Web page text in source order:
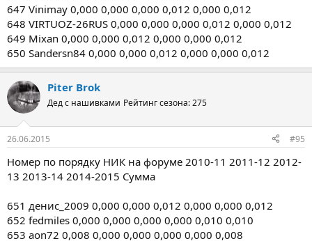
647 Vinimay 0,000 0,000 0,000 0,012 0,000 0,012
648 VIRTUOZ-26RUS 0,000 0,000 0,000 0,012 0,000 0,012
649 Mixan 0,000 0,000 0,012 0,000 0,000 0,012
650 Sandersn84 0,000 0,000 0,012 0,000 0,000 0,012
Piter Brok
Дед с нашивками Рейтинг сезона: 275
26.06.2015 #95
Номер по порядку НИК на форуме 2010-11 2011-12 2012-
13 2013-14 2014-2015 Сумма
651 денис_2009 0,000 0,000 0,012 0,000 0,000 0,012
652 fedmiles 0,000 0,000 0,000 0,000 0,010 0,010
653 aon72 0,008 0,000 0,000 0,000 0,000 0,008